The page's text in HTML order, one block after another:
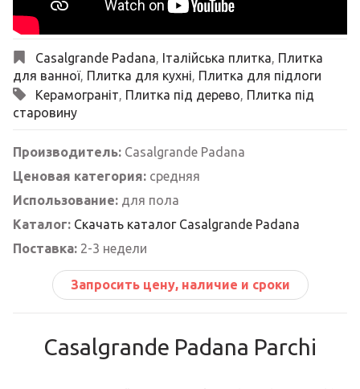
Casalgrande Padana, Італійська плитка, Плитка
для ванної, Плитка для кухні, Плитка для підлоги
Керамограніт, Плитка під дерево, Плитка під
старовину
Производитель: Casalgrande Padana
Ценовая категория: средняя
Использование: для пола
Каталог: Скачать каталог Casalgrande Padana
Поставка: 2-3 недели
Запросить цену, наличие и сроки
Casalgrande Padana Parchi